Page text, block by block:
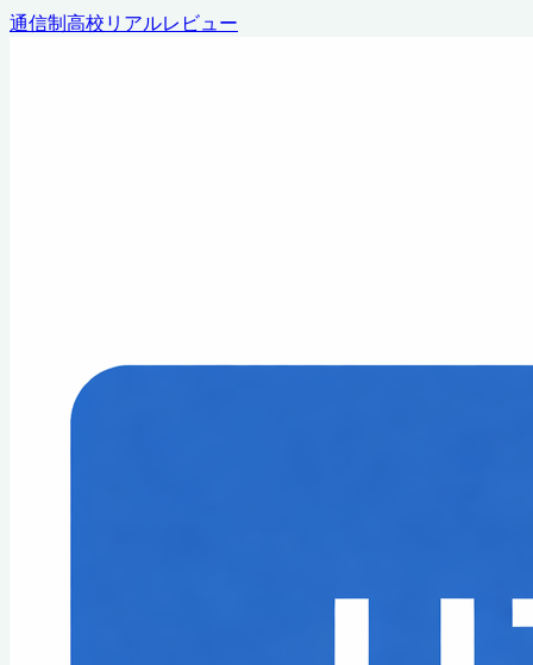
通信制高校リアルレビュー